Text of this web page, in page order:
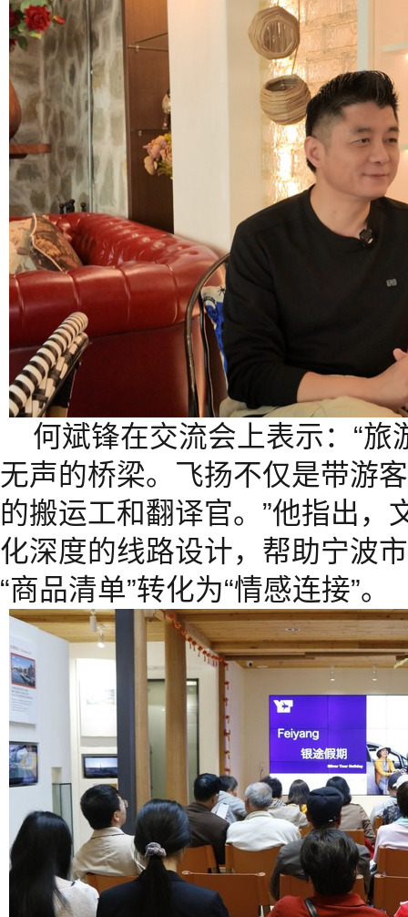
何斌锋在交流会上表示：“
无声的桥梁。飞扬不仅是带游
的搬运工和翻译官。”他指出，
化深度的线路设计，帮助宁波
“商品清单”转化为“情感连接”。